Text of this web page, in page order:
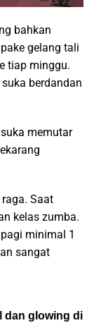
bahkan
gelang tali
tiap minggu.
berdandan
memutar
Saat
kelas zumba.
minimal 1
sangat
dan glowing di